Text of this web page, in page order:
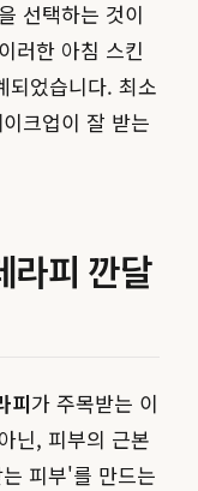
선택하는 것이
러한 아침 스킨
되었습니다. 최소
크업이 잘 받는
라피 깐달
피가 주목받는 이
닌, 피부의 근본
피부'를 만드는